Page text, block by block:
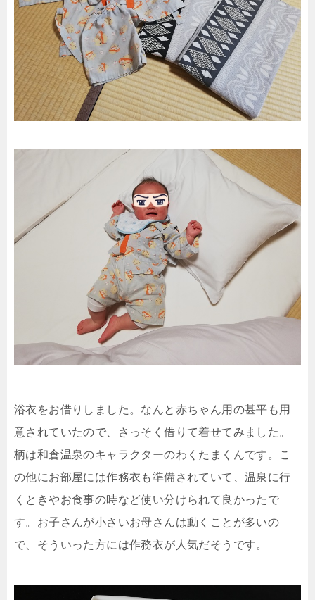
浴衣をお借りしました。なんと赤ちゃん用の甚平も用
意されていたので、さっそく借りて着せてみました。
柄は和倉温泉のキャラクターのわくたまくんです。こ
の他にお部屋には作務衣も準備されていて、温泉に行
くときやお食事の時など使い分けられて良かったで
す。お子さんが小さいお母さんは動くことが多いの
で、そういった方には作務衣が人気だそうです。